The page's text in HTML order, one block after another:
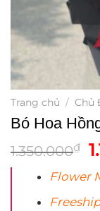
Trang chủ / Chủ
Bó Hoa
1.350.000₫
Flower